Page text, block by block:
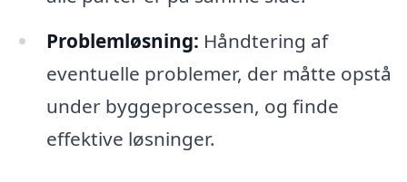
Problemløsning: Håndtering af
eventuelle problemer, der måtte opstå
under byggeprocessen, og finde
effektive løsninger.